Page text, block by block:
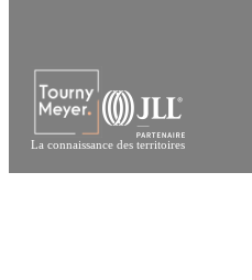
La connaissance des territoires